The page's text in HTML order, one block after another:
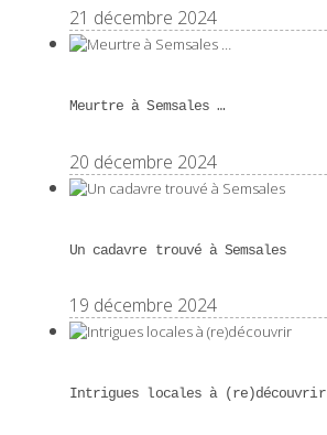
21 décembre 2024
Meurtre à Semsales …
20 décembre 2024
Un cadavre trouvé à Semsales
19 décembre 2024
Intrigues locales à (re)découvrir